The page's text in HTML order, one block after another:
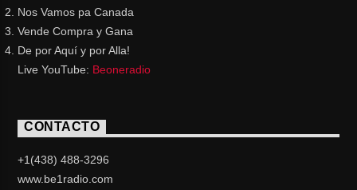
Nos Vamos pa Canada
Vende Compra y Gana
De por Aquí y por Alla!
Live YouTube: Beoneradio
CONTACTO
+1(438) 488-3296
www.be1radio.com